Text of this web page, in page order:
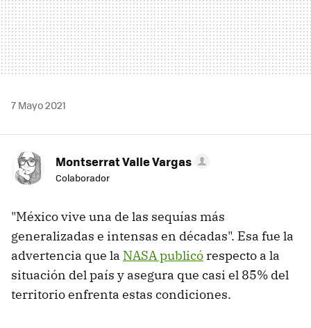
7 Mayo 2021
Montserrat Valle Vargas
Colaborador
"México vive una de las sequías más
generalizadas e intensas en décadas". Esa fue la
advertencia que la NASA publicó respecto a la
situación del país y asegura que casi el 85% del
territorio enfrenta estas condiciones.